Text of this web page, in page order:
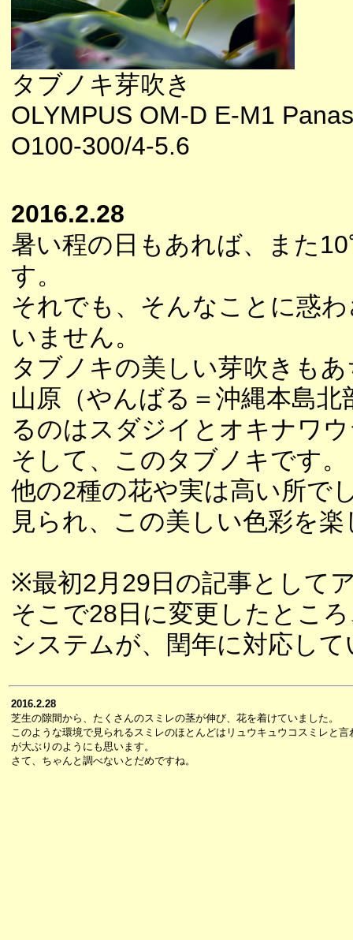
タブノキ芽吹き
OLYMPUS OM-D E-M1
O100-300/4-5.6
2016.2.28
暑い程の日もあれば、また
す。
それでも、そんなことに惑
いません。
タブノキの美しい芽吹きも
山原（やんばる＝沖縄本島
るのはスダジイとオキナワ
そして、このタブノキです。
他の2種の花や実は高い所で
見られ、この美しい色彩を
※最初2月29日の記事として
そこで28日に変更したとこ
システムが、閏年に対応し
2016.2.28
芝生の隙間から、たくさんのスミレの茎が伸び、花を着けていました。
このような環境で見られるスミレのほとんどはリュウキュウコスミレと
が大ぶりのようにも思います。
さて、ちゃんと調べないとだめですね。